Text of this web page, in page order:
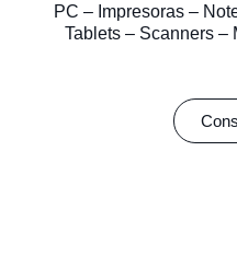
PC – Impresoras –
Tablets – Scanners –